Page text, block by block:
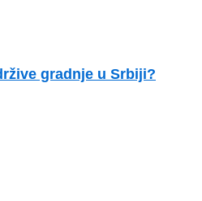
gradnje u Srbiji?